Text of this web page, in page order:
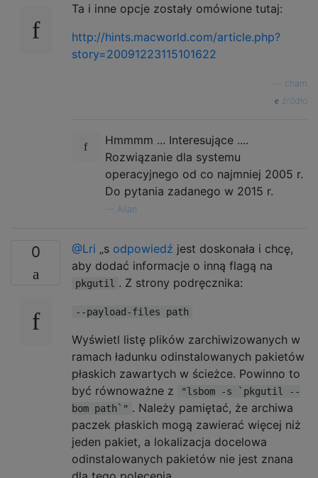
Ta i inne opcje zostały omówione tutaj:
http://hints.macworld.com/article.php?
story=20091223115101622
cham
źródło
Hmmmm ... Interesujące ....
Rozwiązanie dla systemu
operacyjnego od co najmniej 2005 r.
Do pytania zadanego w 2015 r.
Allan
0 @Lri „s odpowiedź jest doskonała i chcę,
aby dodać informacje o inną flagą na
pkgutil . Z strony podręcznika:
--payload-files path
Wyświetl listę plików zarchiwizowanych w
ramach ładunku odinstalowanych pakietów
płaskich zawartych w ścieżce. Powinno to
być równoważne z
"lsbom -s `pkgutil --
bom path`" . Należy pamiętać, że archiwa
paczek płaskich mogą zawierać więcej niż
jeden pakiet, a lokalizacja docelowa
odinstalowanych pakietów nie jest znana